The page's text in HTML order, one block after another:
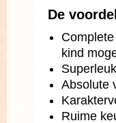
De
kind
Absolute
Ruime